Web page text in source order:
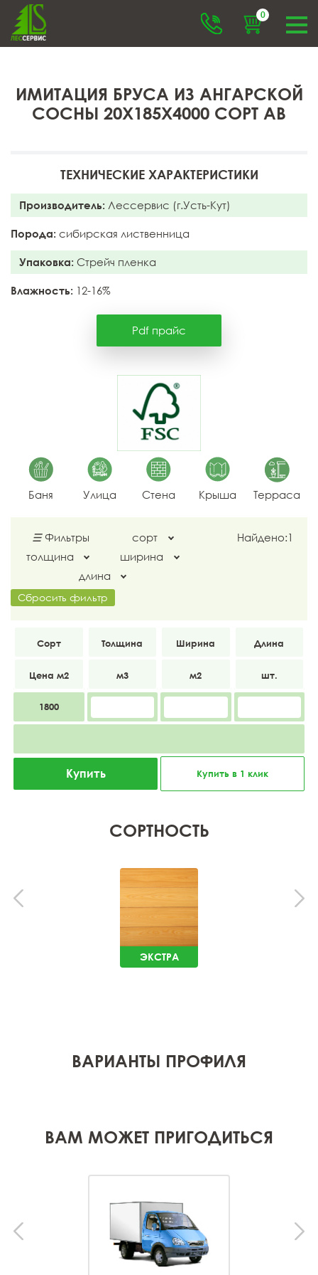
0
ИМИТАЦИЯ БРУСА ИЗ АНГАРСКОЙ
СОСНЫ 20X185X4000 СОРТ АB
ТЕХНИЧЕСКИЕ ХАРАКТЕРИСТИКИ
Производитель: Лессервис (г.Усть-Кут)
Порода: сибирская лиственница
Упаковка: Стрейч пленка
Влажность: 12-16%
Pdf прайс
Баня Улица Стена Крыша Терраса
☰ Фильтры
сорт
толщина
ширина
длина
Найдено:1
Сбросить фильтр
АB 20 185 4000
1800
Купить Купить в 1 клик
СОРТНОСТЬ
ЭКСТРА
ВАРИАНТЫ ПРОФИЛЯ
ВАМ МОЖЕТ ПРИГОДИТЬСЯ